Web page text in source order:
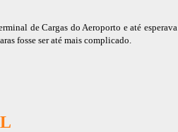
de Cargas do Aeroporto e até esperava
fosse ser até mais complicado.